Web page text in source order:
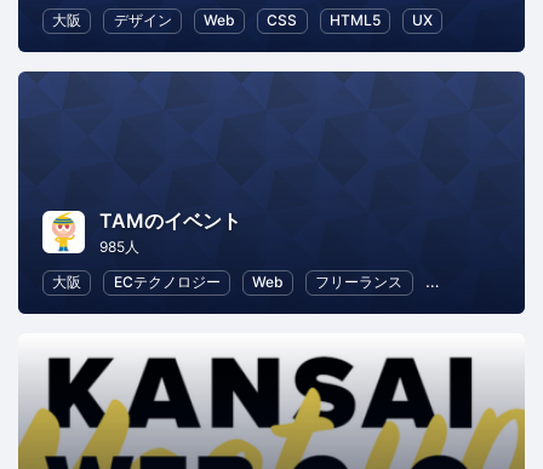
大阪 デザイン Web CSS HTML5 UX
TAMのイベント
985人
大阪
ECテクノロジー Web フリーランス ビジネス